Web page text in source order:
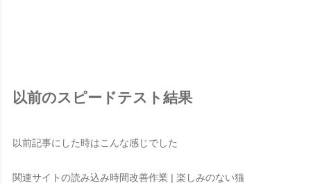
以前のスピードテスト結果
以前記事にした時はこんな感じでした
関連サイトの読み込み時間改善作業 | 楽しみのない猫